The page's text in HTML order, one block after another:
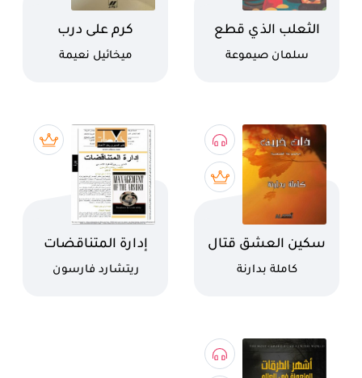
اسم الكتاب
الثعلب الذي قطع
ذيله كاتب
سلمان صيموعة
اسم الكتاب
كرم على درب
كاتب
ميخائيل نعيمة
اسم الكتاب
سكين العشق قتال
كاتب
كاملة بدارنة
اسم الكتاب
إدارة المتناقضات
كاتب
ريتشارد فارسون